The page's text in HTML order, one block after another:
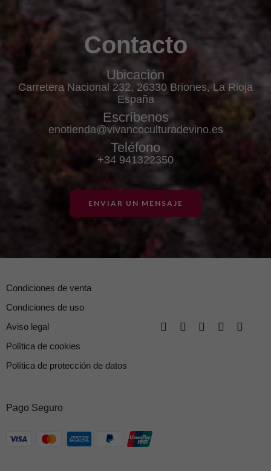
Contacto
Ubicación
Carretera Nacional 232, 26330 Briones, La Rioja
España
Escríbenos
enotienda@vivancoculturadevino.es
Teléfono
+34 941322350
ENVIAR UN MENSAJE
Condiciones de venta
Condiciones de uso
Aviso legal
Política de cookies
Política de protección de datos
Pago Seguro